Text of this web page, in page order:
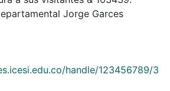
Jorge Garces
handle/123456789/3